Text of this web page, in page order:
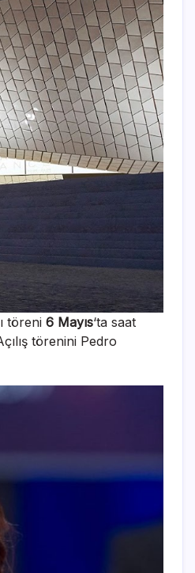
töreni 6 Mayıs‘ta saat
törenini Pedro